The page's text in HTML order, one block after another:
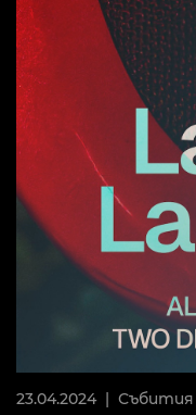
23.04.2024 | Събития